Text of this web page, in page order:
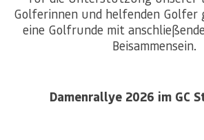
Golferinnen und helfenden Golfer
eine Golfrunde mit
Beisammensein.
Damenrallye 2026 im GC